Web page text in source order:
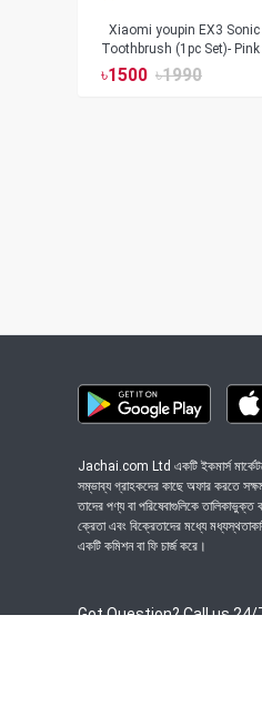
Toothbrush (1pc Set)-
৳1500 ৳1990
Jachai.com Ltd একটি ইকমার্স
সম্ভাব্য গ্রাহকদের কাছে অফার করতে
তাদের পণ্য বা পরিষেবাগুলিকে
ক্রেতা এবং বিক্রেতাদের মধ্যে
একটি কমিশন বা ফি চার্জ করে।
Got Question? Call us 24/